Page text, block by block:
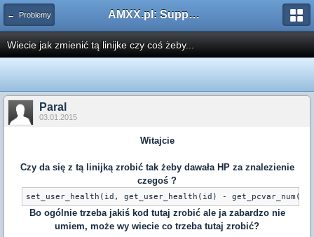
← Problemy AMXX.pl: Support AMX Mod X i SourceMod
Wiecie jak zmienić tą linijke czy coś żeby...
Paral
03.01.2015
Witajcie
Czy da się z tą linijką zrobić tak żeby dawała HP za znalezienie
czegoś ?
set_user_health(id, get_user_health(id) -
Bo ogólnie trzeba jakiś kod tutaj zrobić ale ja zabardzo nie
umiem, może wy wiecie co trzeba tutaj zrobić?